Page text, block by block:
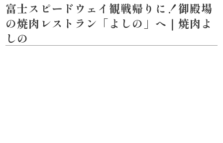
富士スピードウェイ観戦帰りに！御殿場
の焼肉レストラン「よしの」へ｜焼肉よ
しの